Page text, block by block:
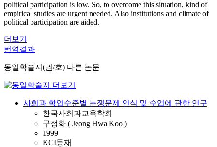
political participation is low. So, to overcome this situation, kind of
empirical studies are urgent needed. Also institutions and climate of
political participation are aided.
더보기
번역결과
동일학술지(권/호) 다른 논문
사회과 학업수준별 논쟁문제 인식 및 수업에 관한 연구
한국사회과교육학회
구정화 ( Jeong Hwa Koo )
1999
KCI등재